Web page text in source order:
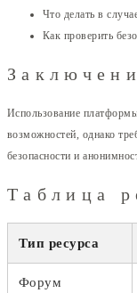
Что делать в
Как проверить
Использование
возможностей, однако
безопасности и
Таблица
Тип ресурса
Форум